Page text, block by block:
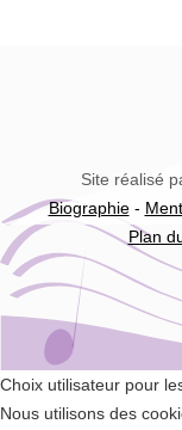
Site réalisé
Biographie-
Plan
Choix utilisateur pour
Nous utilisons des